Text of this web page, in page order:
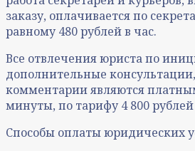
заказу, оплачивается по
равному 480 рублей в час.
Все отвлечения юриста по
дополнительные
комментарии являются
минуты, по тарифу 4 800 рублей
Способы оплаты юридических